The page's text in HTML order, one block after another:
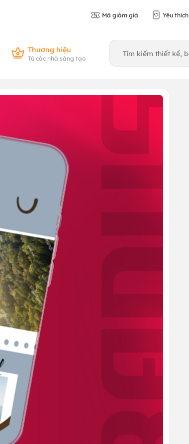
Mã giảm giá Yêu thích
Thương hiệu
Từ các nhà sáng tạo